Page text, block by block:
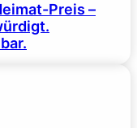
Preis –